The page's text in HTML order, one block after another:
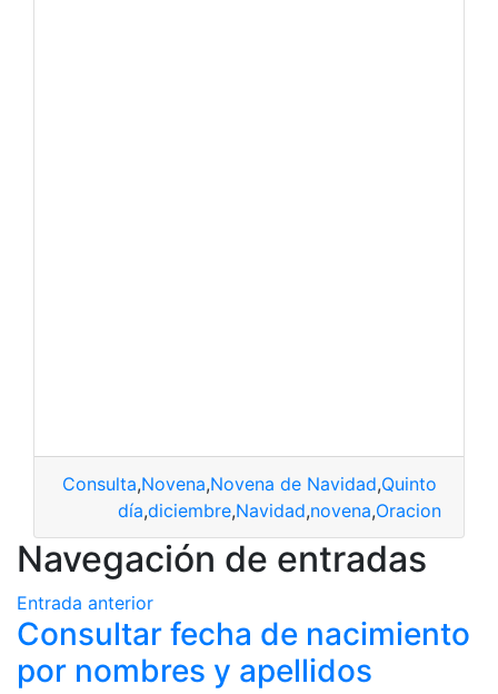
Consulta,Novena,Novena de Navidad,Quinto Día
día,diciembre,Navidad,novena,Oracion
Navegación de entradas
Entrada anterior
Consultar fecha de nacimiento
por nombres y apellidos